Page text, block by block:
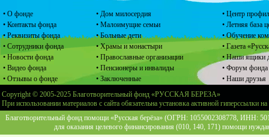
• О фонде
• Контакты фонда
• Реквизиты фонда
• Сотрудники фонда
• Новости фонда
• Видео фонда
• Отзывы о фонде
• Дом милосердия
• Малоимущие семьи
• Больные дети
• Храмы и монастыри
• Православные организации
• Пенсионеры и инвалиды
• Заключенные
• Центр
• Летняя база
• Обучение
• Газета
• Наши ящики
• Форум фонда
• Наши друзья
Copyright © 2005-2025 Благотворительный фонд «РУССКАЯ БЕРЕЗА»
При использовании материалов с сайта обязательна установка активной гиперссылки
Благотворительный фонд помощи «Русская берёза» (ОГРН: 1055002308778, ИНН:
для оказания целевого финансирования (010, 140, 171) помощи